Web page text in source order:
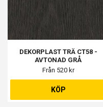
DEKORPLAST TRÄ CT58 -
AVTONAD GRÅ
Från 520 kr
KÖP